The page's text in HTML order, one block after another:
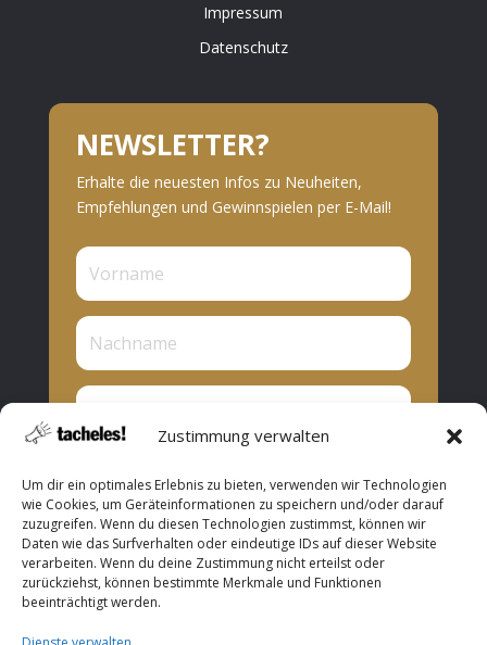
Zustimmung verwalten
Um dir ein optimales Erlebnis zu bieten, verwenden wir Technologien
wie Cookies, um Geräteinformationen zu speichern und/oder darauf
zuzugreifen. Wenn du diesen Technologien zustimmst, können wir
Daten wie das Surfverhalten oder eindeutige IDs auf dieser Website
verarbeiten. Wenn du deine Zustimmung nicht erteilst oder
zurückziehst, können bestimmte Merkmale und Funktionen
beeinträchtigt werden.
Impressum
Datenschutz
NEWSLETTER?
Erhalte die neuesten Infos zu Neuheiten,
Empfehlungen und Gewinnspielen per E-Mail!
Privat
Presse
Abonnieren